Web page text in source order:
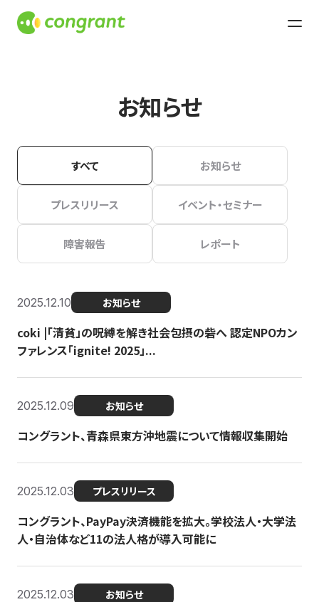
お知らせ
すべて お知らせ
プレスリリース イベント・セミナー
障害報告 レポート
2025.12.10 お知らせ
coki |「清貧」の呪縛を解き社会包摂の砦へ 認定NPOカン
ファレンス「ignite! 2025」...
2025.12.09 お知らせ
コングラント、青森県東方沖地震について情報収集開始
2025.12.03 プレスリリース
コングラント、PayPay決済機能を拡大。学校法人・大学法
人・自治体など11の法人格が導入可能に
2025.12.03 お知らせ